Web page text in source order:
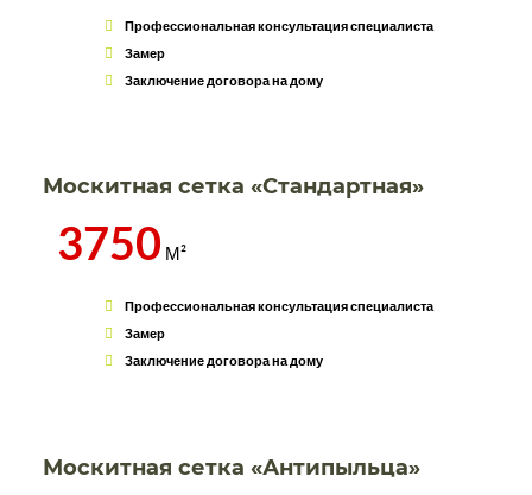
Профессиональная консультация специалиста
Замер
Заключение договора на дому
Москитная сетка «Стандартная»
3750 М²
Профессиональная консультация специалиста
Замер
Заключение договора на дому
Москитная сетка «Антипыльца»